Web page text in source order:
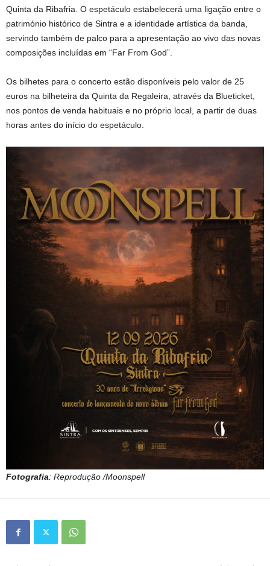
Quinta da Ribafria. O espetáculo estabelecerá uma ligação entre o
património histórico de Sintra e a identidade artística da banda,
servindo também de palco para a apresentação ao vivo das novas
composições incluídas em “Far From God”.
Os bilhetes para o concerto estão disponíveis pelo valor de 25
euros na bilheteira da Quinta da Regaleira, através da Blueticket,
nos pontos de venda habituais e no próprio local, a partir de duas
horas antes do início do espetáculo.
Fotografia: Reprodução /Moonspell